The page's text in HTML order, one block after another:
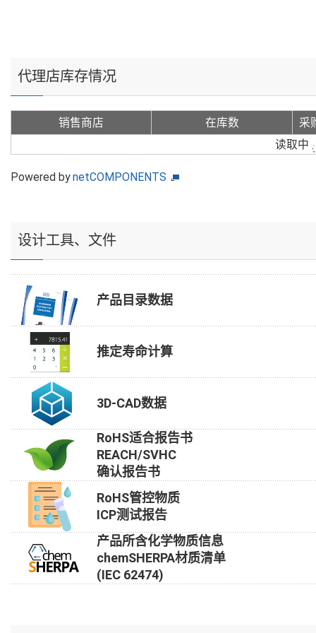
代理店库存情况
销售商店 在库数
采
读取中
Powered bynetCOMPONENTS
设计工具、文件
产品目录数据
推定寿命计算
3D-CAD数据
RoHS适合报告书
REACH/SVHC
确认报告书
RoHS管控物质
ICP测试报告
产品所含化学物质信息
chemSHERPA材质清单
(IEC 62474)